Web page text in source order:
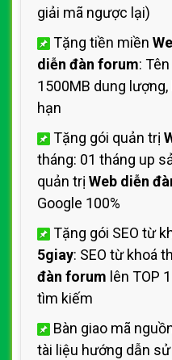
giải mã ngược lại)
Tặng tiền miền
diễn đàn forum:
1500MB dung
hạn
Tặng gói quản trị
tháng: 01 tháng up
quản trị Web diễn
Google 100%
Tặng gói SEO từ
5giay: SEO từ khoá
đàn forum lên TOP
tìm kiếm
Bàn giao mã
tài liệu hướng dẫn